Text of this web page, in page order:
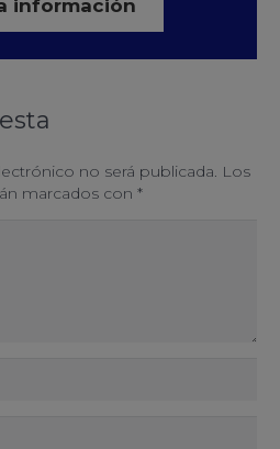
información
no será publicada. Los
marcados con *